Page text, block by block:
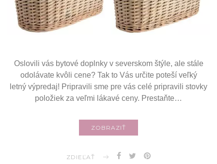
Oslovili vás bytové doplnky v severskom štýle, ale stále
odolávate kvôli cene? Tak to Vás určite poteší veľký
letný výpredaj! Pripravili sme pre vás celé pripravili stovky
položiek za veľmi lákavé ceny. Prestaňte…
ZOBRAZIŤ
ZDIEĽAŤ